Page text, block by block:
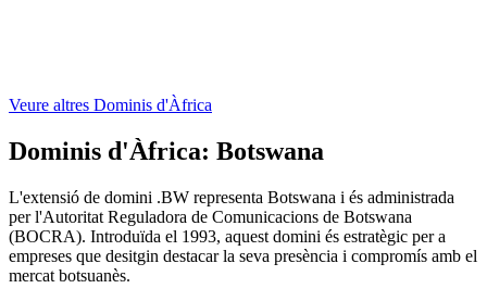
Veure altres Dominis d'Àfrica
Dominis d'Àfrica: Botswana
L'extensió de domini .BW representa Botswana i és administrada
per l'Autoritat Reguladora de Comunicacions de Botswana
(BOCRA). Introduïda el 1993, aquest domini és estratègic per a
empreses que desitgin destacar la seva presència i compromís amb el
mercat botsuanès.